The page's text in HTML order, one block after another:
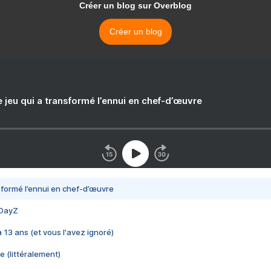
Créer un blog sur Overblog
Créer un blog
jeu qui a transformé l’ennui en chef-d’œuvre
l’ennui en chef-d’œuvre
13 ans (et vous l'avez ignoré)
(littéralement)